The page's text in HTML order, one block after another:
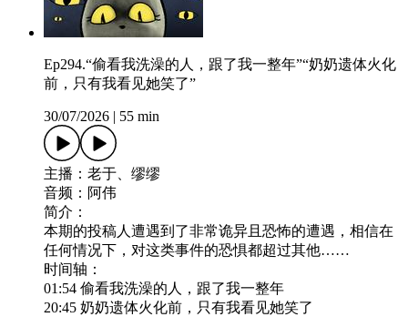
Ep294.“偷看我洗澡的人，跟了我一整年”“奶奶遗体火化
前，只有我看见她笑了”
30/07/2026 55 min
主播：老于、缪缪
音频：阿伟
简介：
本期的投稿人遭遇到了非常诡异且恐怖的遭遇，相信在
任何情况下，对这类事件的恐惧都超过其他……
时间轴：
01:54 偷看我洗澡的人，跟了我一整年
20:45 奶奶遗体火化前，只有我看见她笑了